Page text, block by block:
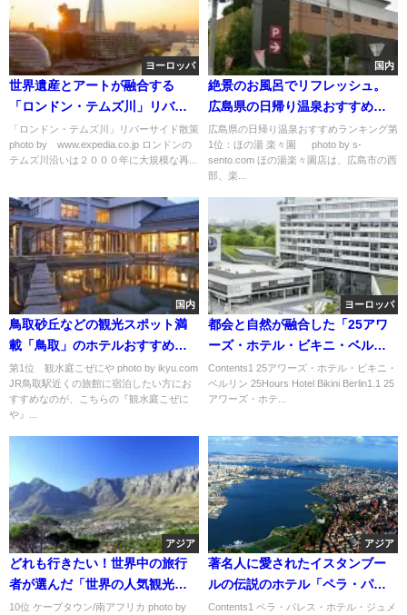
ヨーロッパ
世界遺産とアートが融合する
「ロンドン・テムズ川」リバー
サイド散策
「ロンドン・テムズ川」リバーサイド散策
photo by www.expedia.co.jp ロンドンの
テムズ川沿いは２０００年に大規模な再...
国内
絶景のお風呂でリフレッシュ。
広島県の日帰り温泉おすすめラ
ンキング
広島県の日帰り温泉おすすめランキング第
1位：ほの湯 楽々園 photo by s-
sento.com ほの湯楽々園店は、広島市の西
部、楽...
国内
鳥取砂丘などの観光スポット満
載「鳥取」のホテルおすすめラ
ンキング
第1位 観水庭こぜにや photo by ikyu.com
JR鳥取駅近くの旅館に宿泊したい方にお
すすめなのが、こちらの『観水庭こぜに
や』...
ヨーロッパ
都会と自然が融合した「25アワ
ーズ・ホテル・ビキニ・ベルリ
ン」
Contents1 25アワーズ・ホテル・ビキニ・
ベルリン 25Hours Hotel Bikini Berlin1.1 25
アワーズ・ホテ...
アジア
どれも行きたい！世界中の旅行
者が選んだ「世界の人気観光地
トップ１０」
10位 ケープタウン/南アフリカ photo by
アジア
著名人に愛されたイスタンブー
ルの伝説のホテル「ペラ・パレ
ス・ホテル・ジュメイラ」
Contents1 ペラ・パレス・ホテル・ジュメ